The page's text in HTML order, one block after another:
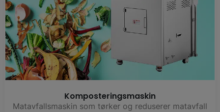
Komposteringsmaskin
Matavfallsmaskin som tørker og reduserer matavfall